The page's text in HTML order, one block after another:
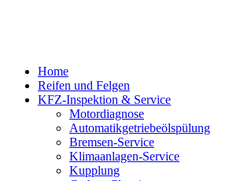
Home
Reifen und Felgen
KFZ-Inspektion & Service
Motordiagnose
Automatikgetriebeölspülung
Bremsen-Service
Klimaanlagen-Service
Kupplung